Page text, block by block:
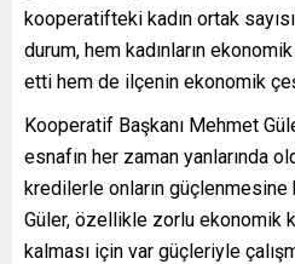
kooperatifteki kadın ortak
durum, hem kadınların ekonomik
etti hem de ilçenin ekonomik
Kooperatif Başkanı Mehmet
esnafın her zaman yanlarında
kredilerle onların güçlenmesine
Güler, özellikle zorlu ekonomik
kalması için var güçleriyle